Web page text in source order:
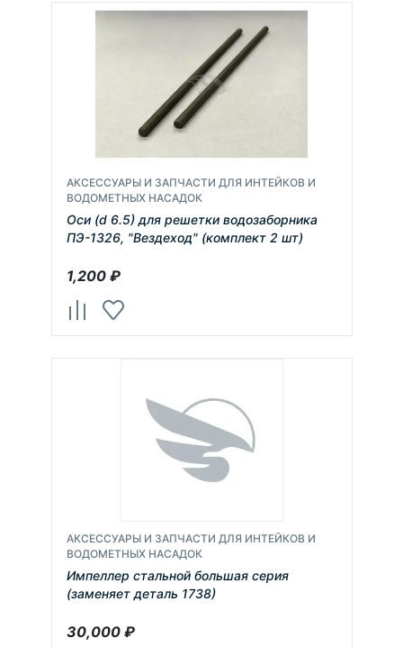
АКСЕССУАРЫ И ЗАПЧАСТИ ДЛЯ ИНТЕЙКОВ И
ВОДОМЕТНЫХ НАСАДОК
Оси (d 6.5) для решетки водозаборника
ПЭ-1326, "Вездеход" (комплект 2 шт)
1,200₽
АКСЕССУАРЫ И ЗАПЧАСТИ ДЛЯ ИНТЕЙКОВ И
ВОДОМЕТНЫХ НАСАДОК
Импеллер стальной большая серия
(заменяет деталь 1738)
30,000₽